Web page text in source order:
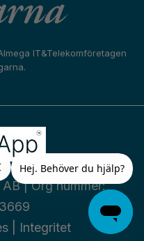
IT&Telekomföretagen
| Org nummer:
| Integritet